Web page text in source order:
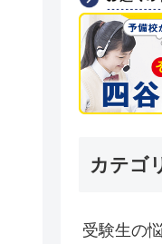
カテゴ
受験生の